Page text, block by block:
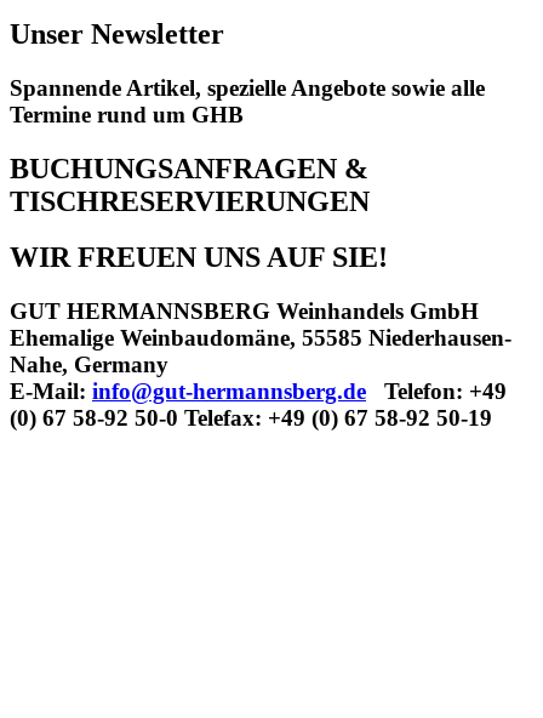
Unser Newsletter
Spannende Artikel, spezielle Angebote sowie alle
Termine rund um GHB
BUCHUNGSANFRAGEN &
TISCHRESERVIERUNGEN
WIR FREUEN UNS AUF SIE!
GUT HERMANNSBERG Weinhandels GmbH
Ehemalige Weinbaudomäne, 55585 Niederhausen-
Nahe, Germany
E-Mail: info@gut-hermannsberg.de Telefon: +49
(0) 67 58-92 50-0 Telefax: +49 (0) 67 58-92 50-19